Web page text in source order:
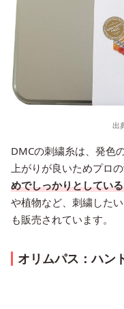
出
DMCの刺繍糸は、発色
上がりが良いためプロ
めでしっかりとしてい
や植物など、刺繍した
も販売されています。
オリムパス：ハン